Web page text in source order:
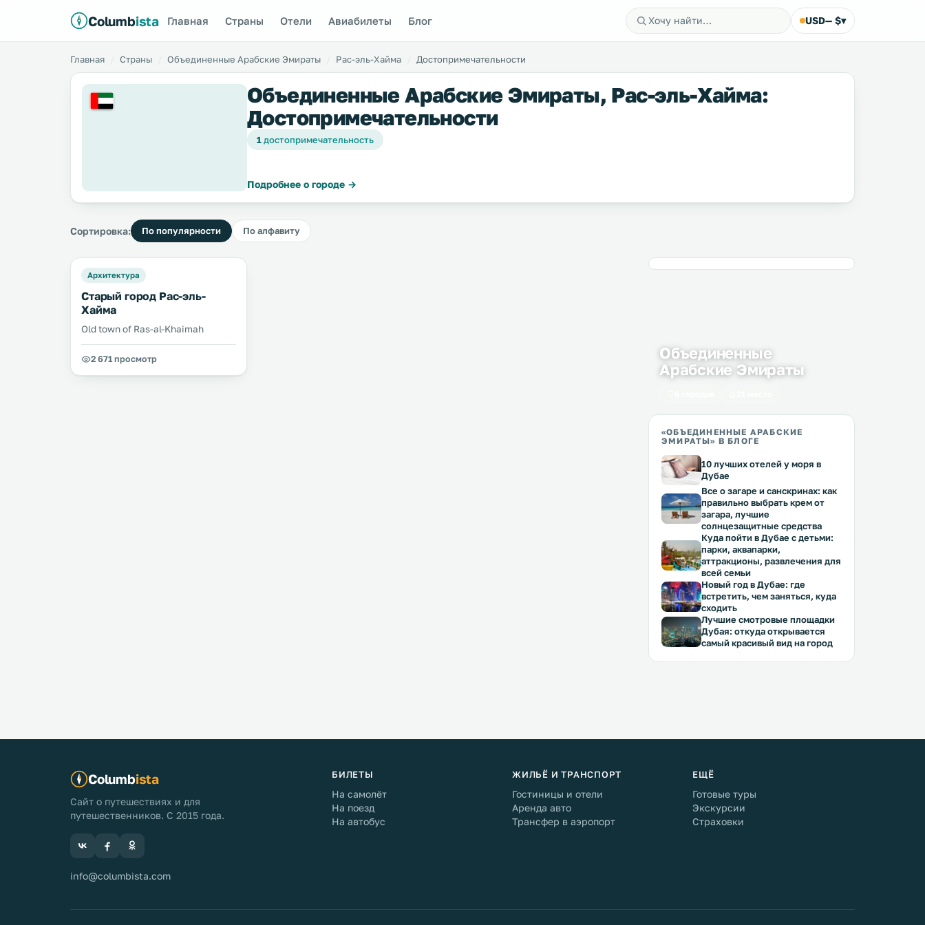
Columbista Главная Страны Отели Авиабилеты Блог USD— $▾
Главная Страны Объединенные Арабские Эмираты Рас-эль-Хайма Достопримечательности
Объединенные Арабские Эмираты, Рас-эль-Хайма:
Достопримечательности
1достопримечательность
Подробнее о городе →
Сортировка: По популярности По алфавиту
Архитектура
Старый город Рас-эль-
Хайма
Old town of Ras-al-Khaimah
2 671 просмотр
Объединенные
Арабские Эмираты
«ОБЪЕДИНЕННЫЕ АРАБСКИЕ
ЭМИРАТЫ» В БЛОГЕ
10 лучших отелей у моря в
Дубае
Все о загаре и санскринах: как
правильно выбрать крем от
загара, лучшие
солнцезащитные средства
Куда пойти в Дубае с детьми:
парки, аквапарки,
аттракционы, развлечения для
всей семьи
Новый год в Дубае: где
встретить, чем заняться, куда
сходить
Лучшие смотровые площадки
Дубая: откуда открывается
самый красивый вид на город
Columbista
Сайт о путешествиях и для
путешественников. С 2015 года.
info@columbista.com
БИЛЕТЫ
На самолёт
На поезд
На автобус
ЖИЛЬЁ И ТРАНСПОРТ
Гостиницы и отели
Аренда авто
Трансфер в аэропорт
ЕЩЁ
Готовые туры
Экскурсии
Страховки